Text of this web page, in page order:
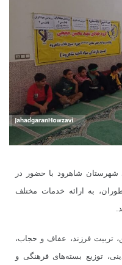
شاهرود با حضور در
به ارائه خدمات مختلف
تربیت فرزند، عفاف و حجاب،
توزیع بسته‌های فرهنگی و